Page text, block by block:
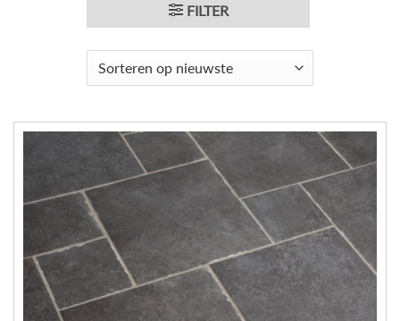
FILTER